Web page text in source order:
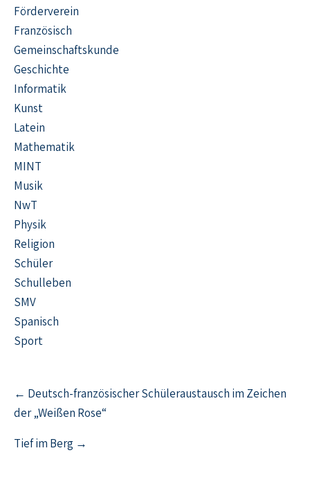
Förderverein
Französisch
Gemeinschaftskunde
Geschichte
Informatik
Kunst
Latein
Mathematik
MINT
Musik
NwT
Physik
Religion
Schüler
Schulleben
SMV
Spanisch
Sport
← Deutsch-französischer Schüleraustausch im Zeichen
der „Weißen Rose“
Tief im Berg →